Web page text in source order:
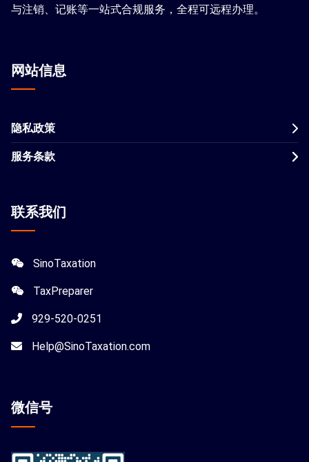
与注销、记账等一站式合规服务，全程可远程办理。
网站信息
隐私政策
服务条款
联系我们
SinoTaxation
TaxPreparer
929-520-0251
Help@SinoTaxation.com
微信号